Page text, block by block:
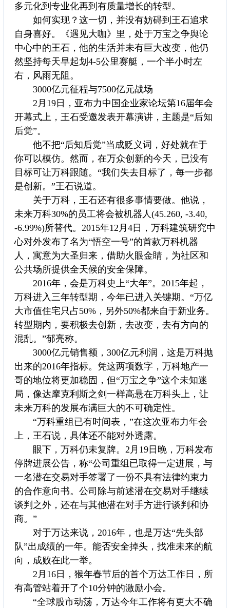
多元化到专业化再到有质量增长的转型。
如何实现？这一切，并没有妨碍到王石追求
自身喜好。《遇见大咖》里，处于万宝之争舆论
中心中的王石，他的生活并未有巨大改变，他仍
然坚持每天早起划4-5公里赛艇，一个半小时左
右，风雨无阻。
3000亿元征程与7500亿元战场
2月19日，亚布力中国企业家论坛第16届年会
开幕式上，王石受邀发表开幕演讲，主题是“后知
后觉”。
他不把“后知后觉”当成贬义词，好处就在于
你可以模仿。然而，在万众创新的今天，已没有
目标可让万科跟随。“我们失去目标了，每一步都
是创新。”王石说道。
关于万科，王石还有很多事情要做。他说，
未来万科30%的员工将会被机器人(45.260, -3.40,
-6.99%)所替代。2015年12月4日，万科建筑研究中
心对外发布了名为“悟空一号”的首款万科机器
人，寓意为大圣归来，借助火眼金睛，为社区和
公共场所提供全天候的安全保障。
2016年，会是万科史上“大年”。2015年起，
万科进入三年转型期，今年已进入关键期。“万亿
大市值住宅只占50%，另外50%都来自于新业务。
转型期内，要积极去创新，去改变，去有方向的
混乱。”郁亮称。
3000亿元销售额，300亿元利润，这是万科抛
出来的2016年指标。凭这两项数字，万科地产一
哥的地位将更加稳固，但“万宝之争”这个未知迷
局，像达摩克利斯之剑一样高悬在万科头上，让
未来万科的发展布满巨大的不可确定性。
“万科重组已有时间表，”在这次亚布力年会
上，王石说，具体还不能对外透露。
眼下，万科仍未复牌。2月19日晚，万科发布
停牌进展公告，称“公司重组已取得一定进展，与
一名潜在交易对手签署了一份不具有法律约束力
的合作意向书。公司除与前述潜在交易对手继续
谈判之外，还在与其他潜在对手方进行谈判和协
商。”
对于万达来说，2016年，也是万达“先头部
队”出成绩的一年。能否安全掉头，找准未来的航
向，成败在此一举。
2月16日，猴年春节后的首个万达工作日，所
有高管站着开了个10分钟的激励小会。
“全球股市动荡，万达今年工作将有更大不确